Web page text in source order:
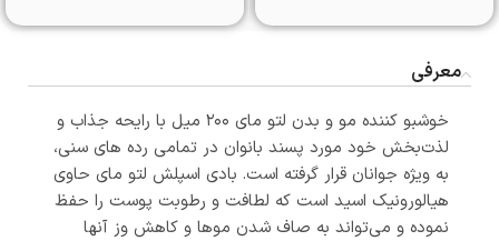
معرفی
خوشبو کننده مو و بدن لتو مای ۲۰۰ میل با رایحه جذاب و
لذت‌بخش خود مورد پسند بانوان در تمامی رده های سنی،
به ویژه جوانان قرار گرفته است. بادی اسپلش لتو مای حاوی
هیالورونیک اسید است که لطافت و رطوبت پوست را حفظ
نموده و می‌تواند به صاف شدن موها و کاهش وز آنها